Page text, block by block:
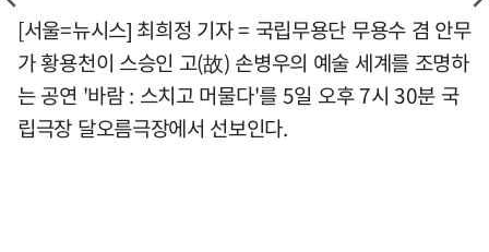
[서울=뉴시스] 최희정 기자 = 국립무용단 무용수 겸 안무
가 황용천이 스승인 고(故) 손병우의 예술 세계를 조명하
는 공연 '바람 : 스치고 머물다'를 5일 오후 7시 30분 국
립극장 달오름극장에서 선보인다.